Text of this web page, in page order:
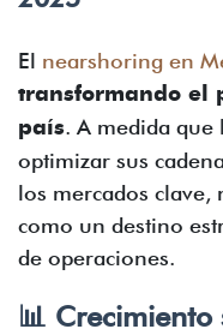
El nearshoring en
transformando el
país. A medida que
optimizar sus
los mercados clave,
como un destino
de operaciones.
📊